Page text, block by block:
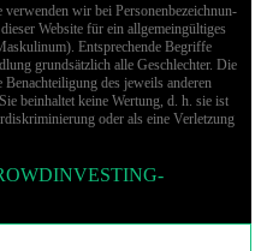
verwenden wir bei Per­so­nen­be­zeich­nun­
Website für ein allgemeingültiges
Entsprechende Begriffe
grund­sätz­lich alle Geschlechter. Die
des jeweils anderen
beinhaltet keine Wertung, d. h. sie ist
oder als eine Verletzung